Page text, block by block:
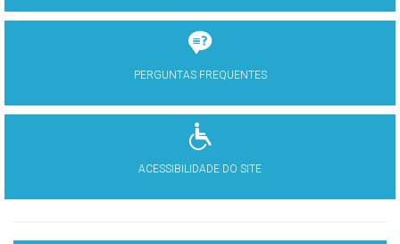
PERGUNTAS FREQUENTES
ACESSIBILIDADE DO SITE